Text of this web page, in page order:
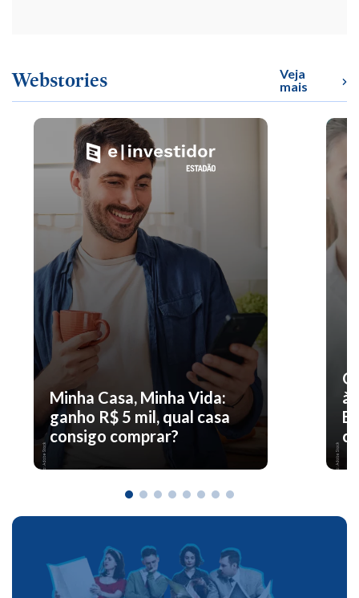
Webstories
Veja
mais
Minha Casa, Minha Vida:
ganho R$ 5 mil, qual casa
consigo comprar?
O
à